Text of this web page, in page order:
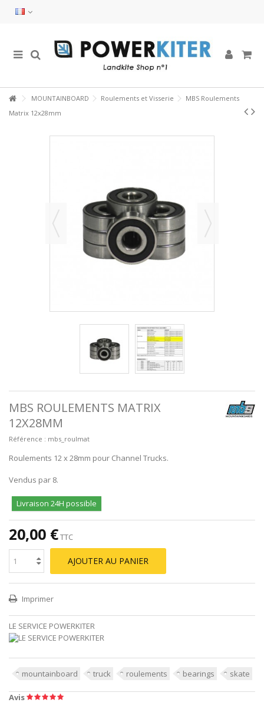
MOUNTAINBOARD Roulements et Visserie
MBS Roulements
Matrix 12x28mm
MBS ROULEMENTS MATRIX
12X28MM
Référence : mbs_roulmat
Roulements 12 x 28mm pour Channel Trucks.
Vendus par 8.
Livraison 24H possible
20,00 €TTC
AJOUTER AU PANIER
Imprimer
LE SERVICE POWERKITER
mountainboard truck roulements bearings skate
Avis